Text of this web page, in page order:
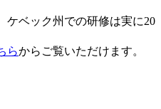
ケベック州での研修は実に20
らからご覧いただけます。